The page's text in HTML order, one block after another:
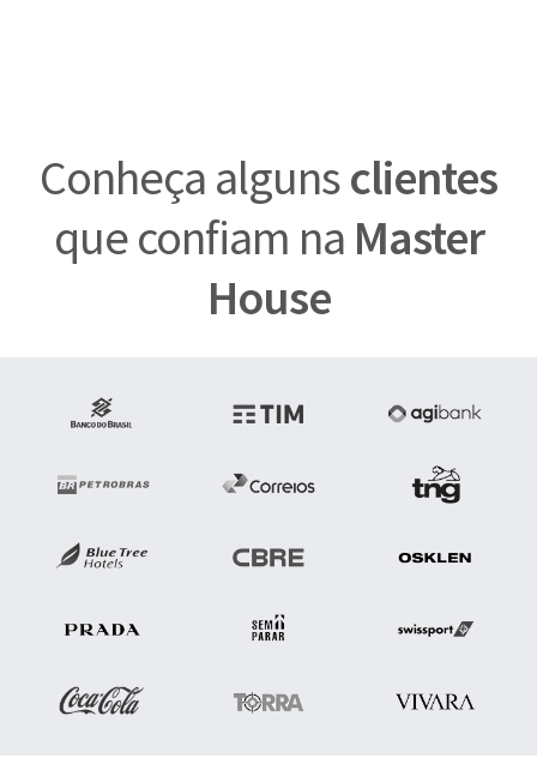
Conheça algunsclientes
que confiam na Master
House